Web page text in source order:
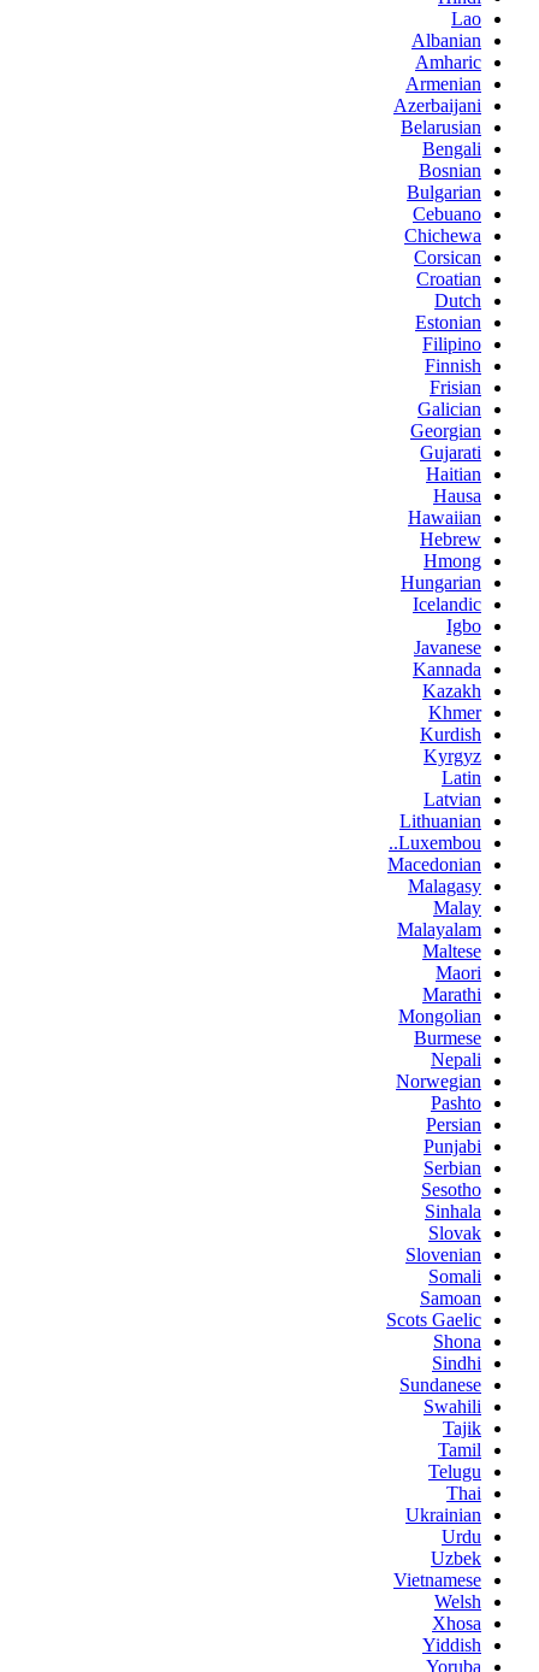
Lao
Albanian
Amharic
Armenian
Azerbaijani
Belarusian
Bengali
Bosnian
Bulgarian
Cebuano
Chichewa
Corsican
Croatian
Dutch
Estonian
Filipino
Finnish
Frisian
Galician
Georgian
Gujarati
Haitian
Hausa
Hawaiian
Hebrew
Hmong
Hungarian
Icelandic
Igbo
Javanese
Kannada
Kazakh
Khmer
Kurdish
Kyrgyz
Latin
Latvian
Lithuanian
Luxembou..
Macedonian
Malagasy
Malay
Malayalam
Maltese
Maori
Marathi
Mongolian
Burmese
Nepali
Norwegian
Pashto
Persian
Punjabi
Serbian
Sesotho
Sinhala
Slovak
Slovenian
Somali
Samoan
Scots Gaelic
Shona
Sindhi
Sundanese
Swahili
Tajik
Tamil
Telugu
Thai
Ukrainian
Urdu
Uzbek
Vietnamese
Welsh
Xhosa
Yiddish
Yoruba